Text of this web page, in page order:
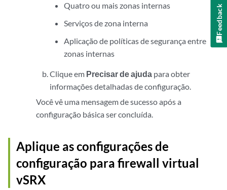
Quatro ou mais zonas internas
Serviços de zona interna
Aplicação de políticas de segurança entre
zonas internas
Clique em Precisar de ajuda para obter
informações detalhadas de configuração.
Você vê uma mensagem de sucesso após a
configuração básica ser concluída.
Aplique as configurações de
configuração para firewall virtual
vSRX
Feedback